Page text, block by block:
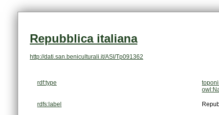
Repubblica italiana
http://dati.san.beniculturali.it/ASI/Tp091362
rdf:type
rdfs:label